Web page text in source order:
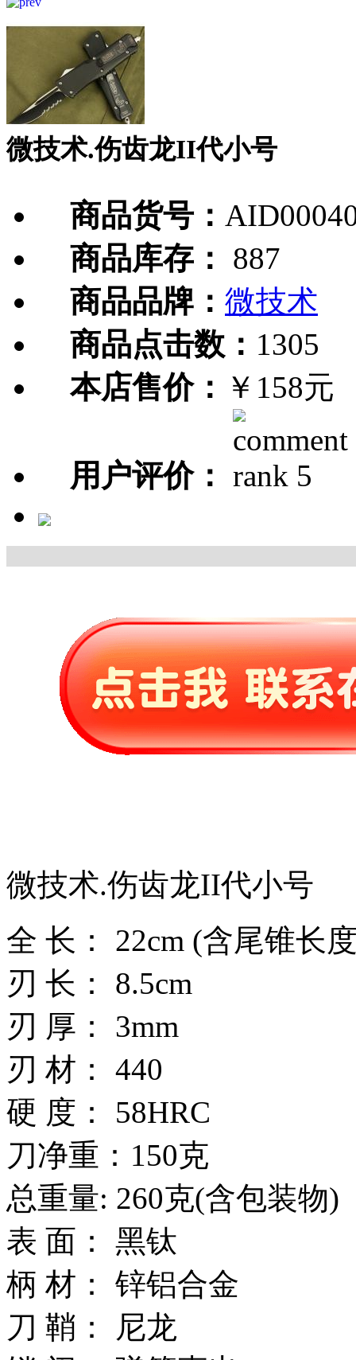
微技术.伤齿龙II代小号
商品货号：
商品库存：
887
商品品牌： 微技术
商品点击数： 1305
本店售价： ￥158元
用户评价：
微技术.伤齿龙II代小号
全 长： 22cm (含尾锥长
刃 长： 8.5cm
刃 厚： 3mm
刃 材： 440
硬 度： 58HRC
刀净重：150克
总重量: 260克(含包装物)
表 面： 黑钛
柄 材： 锌铝合金
刀 鞘： 尼龙